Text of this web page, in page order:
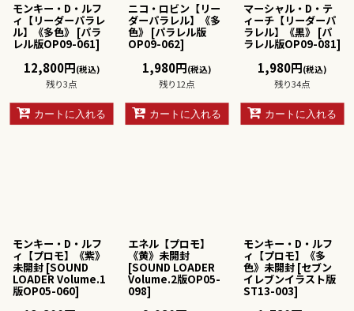
モンキー・D・ルフ
ィ【リーダーパラレ
ル】《多色》 [パラ
レル版OP09-061]
12,800円(税込)
残り3点
カートに入れる
ニコ・ロビン【リー
ダーパラレル】《多
色》 [パラレル版
OP09-062]
1,980円(税込)
残り12点
カートに入れる
マーシャル・D・テ
ィーチ【リーダーパ
ラレル】《黒》 [パ
ラレル版OP09-081]
1,980円(税込)
残り34点
カートに入れる
モンキー・D・ルフ
ィ【プロモ】《紫》
未開封 [SOUND
LOADER Volume.1
版OP05-060]
エネル【プロモ】
《黄》未開封
[SOUND LOADER
Volume.2版OP05-
098]
モンキー・D・ルフ
ィ【プロモ】《多
色》未開封 [セブン
イレブンイラスト版
ST13-003]